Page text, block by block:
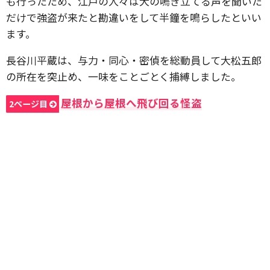
だけで強盗が来たと勘違いをして半鐘を鳴らしたといい
ます。
長谷川平蔵は、与力・同心・密偵を総動員して大松五郎
の所在を突止め、一味をことごとく捕縛しました。
2ページ目 屋根から屋根へ飛び回る怪盗